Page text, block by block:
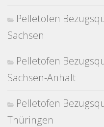
Pelletofen
Sachsen
Pelletofen
Sachsen-Anhalt
Pelletofen
Thüringen